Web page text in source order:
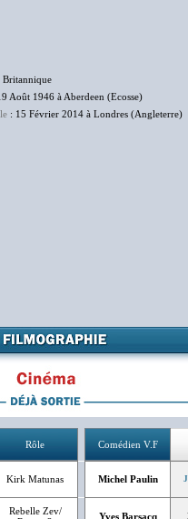
Britannique
Août 1946 à Aberdeen (Ecosse)
: 15 Février 2014 à Londres (Angleterre)
Rôle Comédien V.F
Kirk Matunas Michel Paulin
Rebelle Zev/
Yves Barsacq